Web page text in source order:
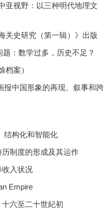
亚视野：以三种明代地理文
史研究（第一辑）》出版
：数学过多，历史不足？
档案）
报中国形象的再现、叙事和跨
结构化和智能化
制度的形成及其运作
收入状况
Empire
六至二十世紀初